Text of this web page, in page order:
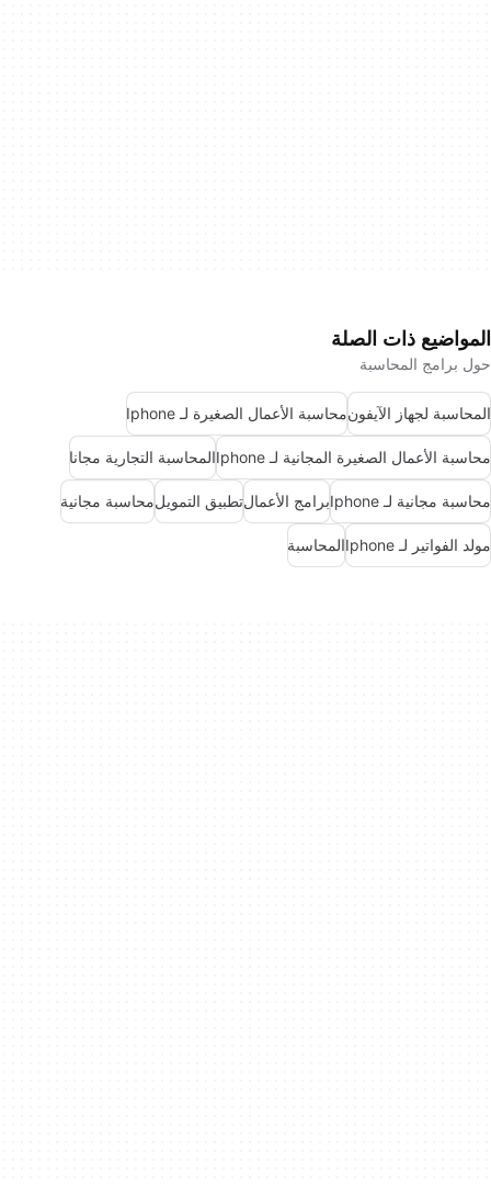
المواضيع ذات الصلة
حول برامج المحاسبة
المحاسبة لجهاز الآيفونمحاسبة الأعمال الصغيرة لـ Iphone
محاسبة الأعمال الصغيرة المجانية لـ Iphone المحاسبة التجارية مجانا
محاسبة مجانية لـ Iphone برامج الأعمالتطبيق التمويلمحاسبة مجانية
مولد الفواتير لـ Iphone المحاسبة